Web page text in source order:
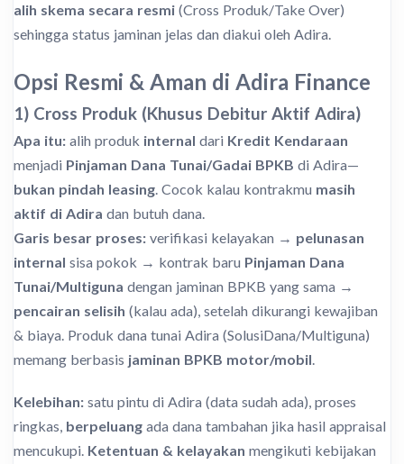
alih skema secara resmi (Cross Produk/Take Over)
sehingga status jaminan jelas dan diakui oleh Adira.
Opsi Resmi & Aman di Adira Finance
1) Cross Produk (Khusus Debitur Aktif Adira)
Apa itu: alih produk internal dari Kredit Kendaraan
menjadi Pinjaman Dana Tunai/Gadai BPKB di Adira—
bukan pindah leasing. Cocok kalau kontrakmu masih
aktif di Adira dan butuh dana.
Garis besar proses: verifikasi kelayakan → pelunasan
internal sisa pokok → kontrak baru Pinjaman Dana
Tunai/Multiguna dengan jaminan BPKB yang sama →
pencairan selisih (kalau ada), setelah dikurangi kewajiban
& biaya. Produk dana tunai Adira (SolusiDana/Multiguna)
memang berbasis jaminan BPKB motor/mobil.
Kelebihan: satu pintu di Adira (data sudah ada), proses
ringkas, berpeluang ada dana tambahan jika hasil appraisal
mencukupi. Ketentuan & kelayakan mengikuti kebijakan